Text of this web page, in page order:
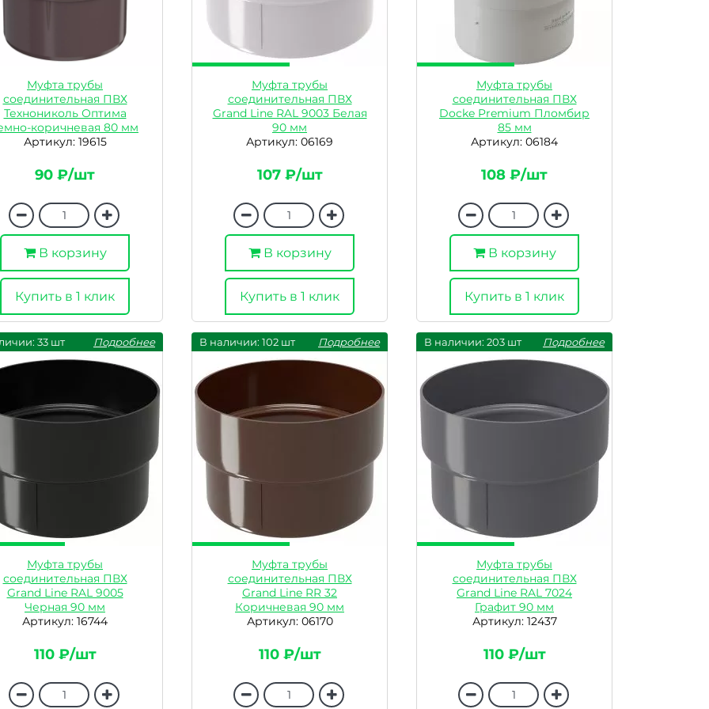
Муфта трубы
соединительная ПВХ
Технониколь Оптима
коричневая 80 мм
Артикул: 19615
90 ₽/шт
В корзину
Купить в 1 клик
Муфта трубы
соединительная ПВХ
Grand Line RAL 9003 Белая
90 мм
Артикул: 06169
107 ₽/шт
В корзину
Купить в 1 клик
Муфта трубы
соединительная ПВХ
Docke Premium Пломбир
85 мм
Артикул: 06184
108 ₽/шт
В корзину
Купить в 1 клик
33 шт Подробнее
Муфта трубы
соединительная ПВХ
Grand Line RAL 9005
Черная 90 мм
Артикул: 16744
110 ₽/шт
В наличии: 102 шт Подробнее
Муфта трубы
соединительная ПВХ
Grand Line RR 32
Коричневая 90 мм
Артикул: 06170
110 ₽/шт
В наличии: 203 шт Подробнее
Муфта трубы
соединительная ПВХ
Grand Line RAL 7024
Графит 90 мм
Артикул: 12437
110 ₽/шт